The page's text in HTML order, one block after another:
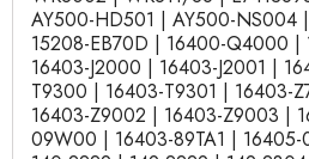
AY500-HD501 | AY500-NS004
15208-EB70D | 16400-Q4000
16403-J2000 | 16403-J2001 |
T9300 | 16403-T9301 | 16403-
16403-Z9002 | 16403-Z9003 |
09W00 | 16403-89TA1 |